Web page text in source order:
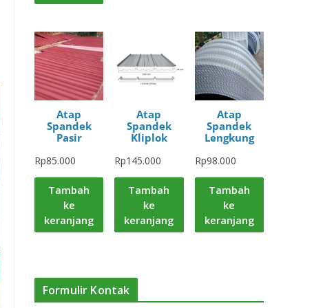
Atap
Spandek
Pasir
Rp85.000
Tambah
ke
keranjang
Atap
Spandek
Kliplok
Rp145.000
Tambah
ke
keranjang
Atap
Spandek
Lengkung
Rp98.000
Tambah
ke
keranjang
Formulir Kontak